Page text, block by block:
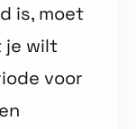
is, moet
je wilt
voor